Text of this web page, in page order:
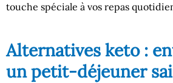
touche spéciale à vos repas
Alternatives keto :
un petit-déjeuner